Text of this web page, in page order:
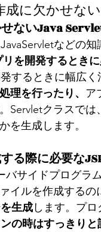
成に欠かせな
ないJava
などの知
を開発するとき
するときに幅広く
理を行ったり、 ア
Servletクラスで
を生成します。
る際に必要な
バサイドプログラ
イルを作成するの
生成します。プ
の時はすっきり